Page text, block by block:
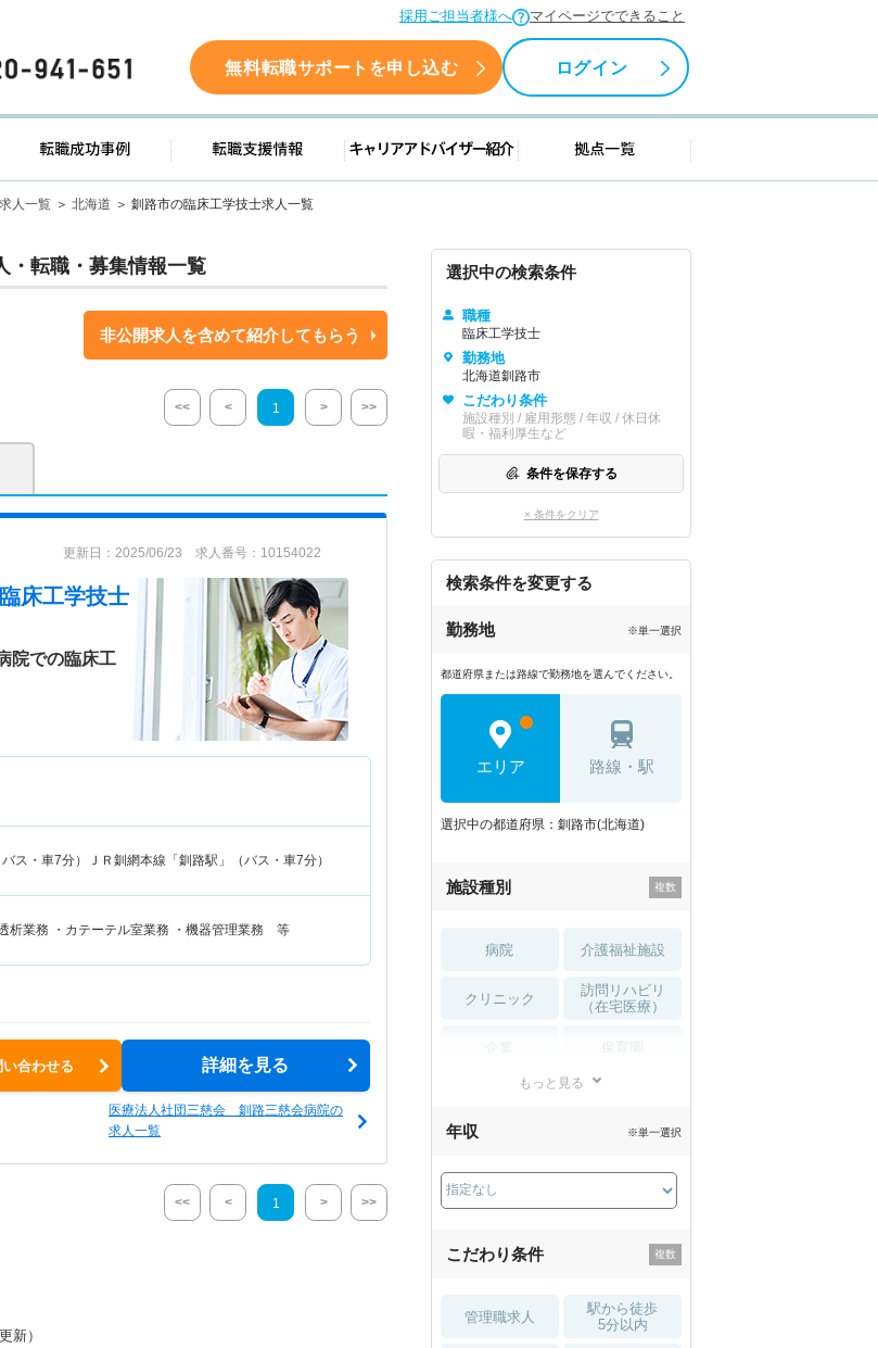
採用ご担当者様へ マイページでできること
0120-941-651 無料転職サポートを申し込む ログイン
人検索 転職成功事例 転職支援情報 キャリアアドバイザー紹介 拠点一覧
人一覧 北海道 釧路市の臨床工学技士求人一覧
・転職・募集情報一覧
非公開求人を含めて紹介してもらう
<< < 1 > >>
更新日：2025/06/23 求人番号：10154022
床工学技士
院での臨床工
ス・車7分）ＪＲ釧網本線「釧路駅」（バス・車7分）
析業務 ・カテーテル室業務 ・機器管理業務 等
合わせる 詳細を見る
医療法人社団三慈会 釧路三慈会病院の
求人一覧
<< < 1 > >>
新）
選択中の検索条件
職種
臨床工学技士
勤務地
北海道釧路市
こだわり条件
施設種別 / 雇用形態 / 年収 / 休日休
暇・福利厚生など
条件を保存する
× 条件をクリア
検索条件を変更する
勤務地 ※単一選択
都道府県または路線で勤務地を選んでください。
エリア 路線・駅
選択中の都道府県：釧路市(北海道)
施設種別
病院 介護福祉施設
クリニック
訪問リハビリ
（在宅医療）
薬局・
もっと見る
年収 ※単一選択
こだわり条件
管理職求人
駅から徒歩
5分以内